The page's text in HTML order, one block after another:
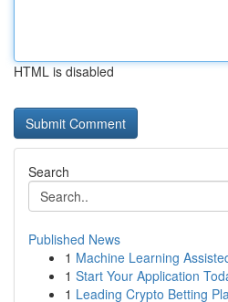
HTML is disabled
Search
Published News
1 Machine Learning
1 Start Your Application
1 Leading Crypto Betting